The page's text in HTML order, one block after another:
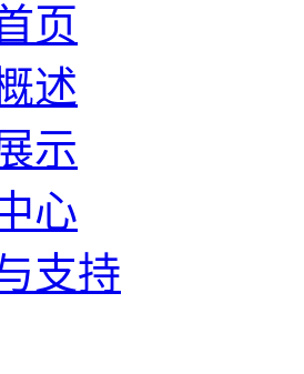
页
述
示
心
支持